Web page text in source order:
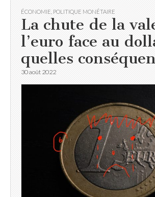
ÉCONOMIE POLITIQUE MONÉTAIRE
La chute de la
l’euro face au
quelles
30 août 2022